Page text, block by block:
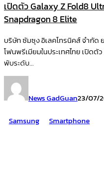
เปิดตัว Galaxy Z Fold8
Snapdragon 8 Elite
บริษัท ซัมซุง อิเลคโทรนิคส์ จำกัด
โฟนพรีเมียมในประเทศไทย เปิด
พับระดับ...
News GadGuan23/07/
Samsung
Smartphone